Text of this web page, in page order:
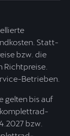
Statt-
bzw. die
Richtpreise.
Betrieben.
gelten bis auf
bzw.